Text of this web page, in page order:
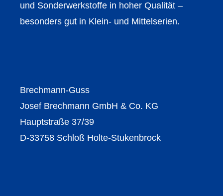
und Sonderwerkstoffe in hoher Qualität –
besonders gut in Klein- und Mittelserien.
Brechmann-Guss
Josef Brechmann GmbH & Co. KG
Hauptstraße 37/39
D-33758 Schloß Holte-Stukenbrock